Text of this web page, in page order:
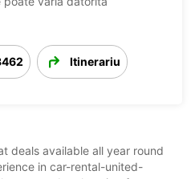
Itinerariu
deals available all year round
in car-rental-united-